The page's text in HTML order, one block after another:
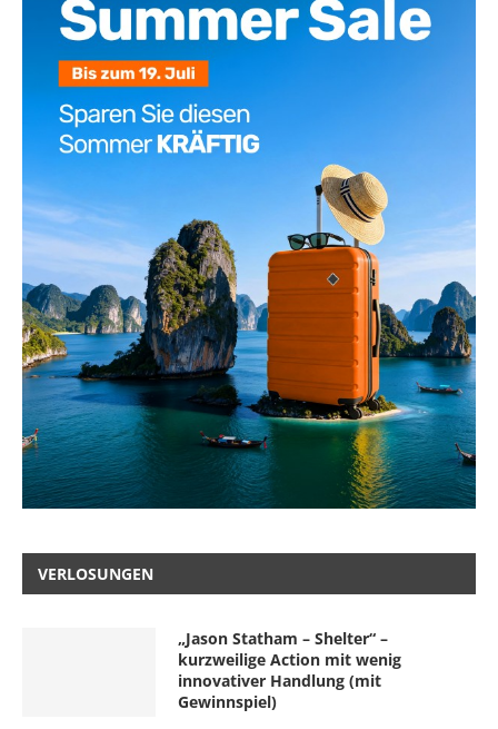
VERLOSUNGEN
„Jason Statham – Shelter“ –
kurzweilige Action mit wenig
innovativer Handlung (mit
Gewinnspiel)